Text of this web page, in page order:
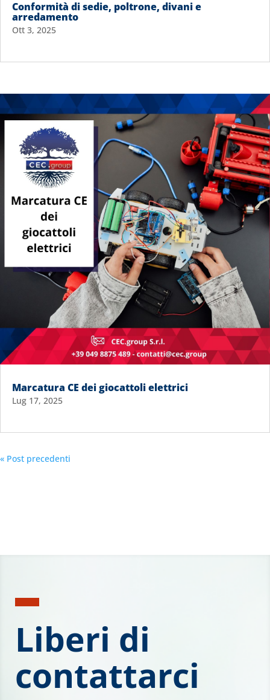
Conformità di sedie, poltrone, divani e
arredamento
Ott 3, 2025
Marcatura CE dei giocattoli elettrici
Lug 17, 2025
« Post precedenti
Liberi di
contattarci